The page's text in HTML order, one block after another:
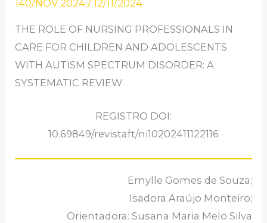
140/NOV 2024 /12/11/2024
THE ROLE OF NURSING PROFESSIONALS IN
CARE FOR CHILDREN AND ADOLESCENTS
WITH AUTISM SPECTRUM DISORDER: A
SYSTEMATIC REVIEW
REGISTRO DOI:
10.69849/revistaft/ni10202411122116
Emylle Gomes de Souza;
Isadora Araújo Monteiro;
Orientadora: Susana Maria Melo Silva